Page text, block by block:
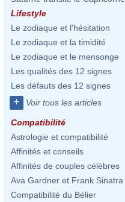
Lifestyle
Le zodiaque et l'hésitation
Le zodiaque et la timidité
Le zodiaque et le mensonge
Les qualités des 12 signes
Les défauts des 12 signes
+ Voir tous les articles
Compatibilité
Astrologie et compatibilité
Affinités et conseils
Affinités de couples célèbres
Ava Gardner et Frank Sinatra
Compatibilité du Bélier